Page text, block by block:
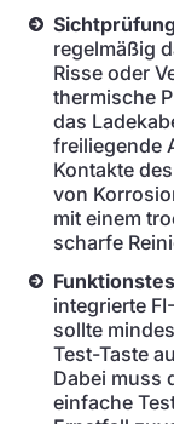
regelmäßig
Risse oder
thermische
das
freiliegende
Kontakte
von
mit einem
scharfe
integrierte
sollte
Test-Taste
Dabei muss
einfache